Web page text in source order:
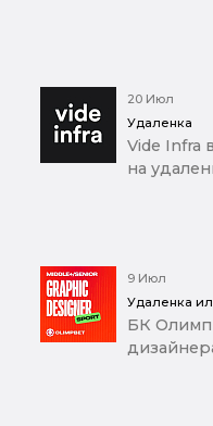
20 Июл
Удаленка
Vide Infra
на
9 Июл
Удаленка
БК Олимп